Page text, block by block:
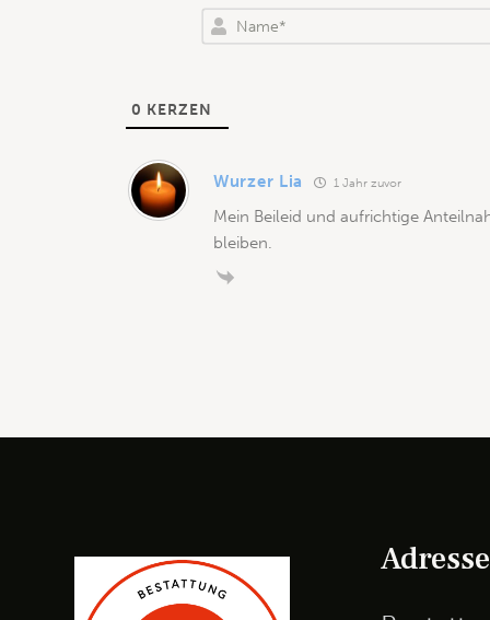
0 KERZEN
Wurzer Lia 1 Jahr zuvor
Mein Beileid und aufrichtige
bleiben.
Adresse